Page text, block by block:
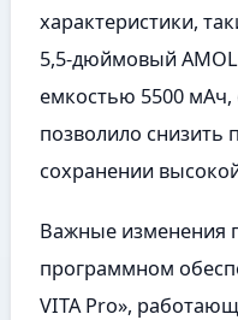
характеристики,
5,5-дюймовый
емкостью 5500
позволило снизить
сохранении
Важные изменения
программном
VITA Pro»,